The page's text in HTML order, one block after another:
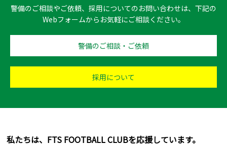
警備のご相談やご依頼、採用についてのお問い合わせは、下記の
Webフォームからお気軽にご相談ください。
警備のご相談・ご依頼
採用について
私たちは、FTS FOOTBALL CLUBを応援しています。